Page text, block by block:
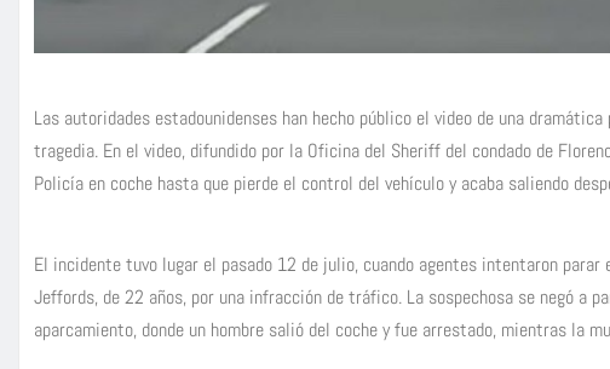
Las autoridades estadounidenses han hecho público el video de una
tragedia. En el video, difundido por la Oficina del Sheriff del condado de
Policía en coche hasta que pierde el control del vehículo y acaba saliendo
El incidente tuvo lugar el pasado 12 de julio, cuando agentes intentaron
Jeffords, de 22 años, por una infracción de tráfico. La sospechosa se negó a
aparcamiento, donde un hombre salió del coche y fue arrestado, mientras la